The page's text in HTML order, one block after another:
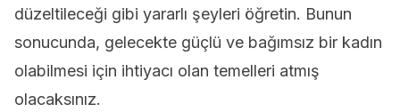
düzeltileceği gibi yararlı şeyleri öğretin. Bunun
sonucunda, gelecekte güçlü ve bağımsız bir kadın
olabilmesi için ihtiyacı olan temelleri atmış
olacaksınız.